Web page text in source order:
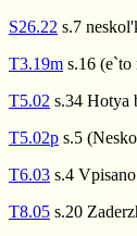
S26.22 s.7
T3.19m s.16
T5.02 s.34 Hotya
T5.02p s.5
T6.03 s.4
T8.05 s.20